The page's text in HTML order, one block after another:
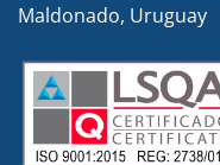
Maldonado, Uruguay